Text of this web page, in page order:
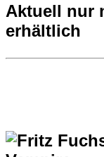
Aktuell nur
erhältlich